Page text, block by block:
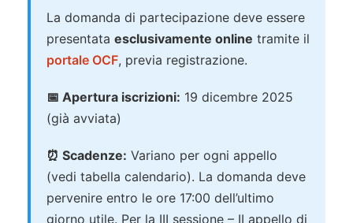
La domanda di partecipazione deve essere
presentata esclusivamente online tramite il
portale OCF, previa registrazione.
📅 Apertura iscrizioni: 19 dicembre 2025
(già avviata)
⏰ Scadenze: Variano per ogni appello
(vedi tabella calendario). La domanda deve
pervenire entro le ore 17:00 dell’ultimo
giorno utile. Per la III sessione – II appello di